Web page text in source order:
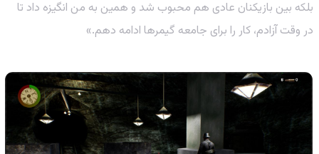
بلکه بین بازیکنان عادی هم محبوب شد و همین به من انگیزه داد تا
در وقت آزادم، کار را برای جامعه گیمرها ادامه دهم.»